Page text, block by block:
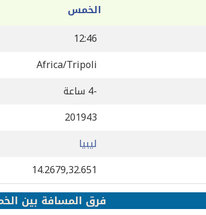
الخمس
12:46
Africa/Tripoli
-4 ساعة
201943
ليبيا
14.2679,32.651
فرق المسافة بين